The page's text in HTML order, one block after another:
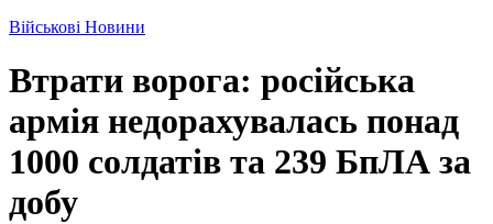
Військові Новини
Втрати ворога: російська
армія недорахувалась понад
1000 солдатів та 239 БпЛА за
добу